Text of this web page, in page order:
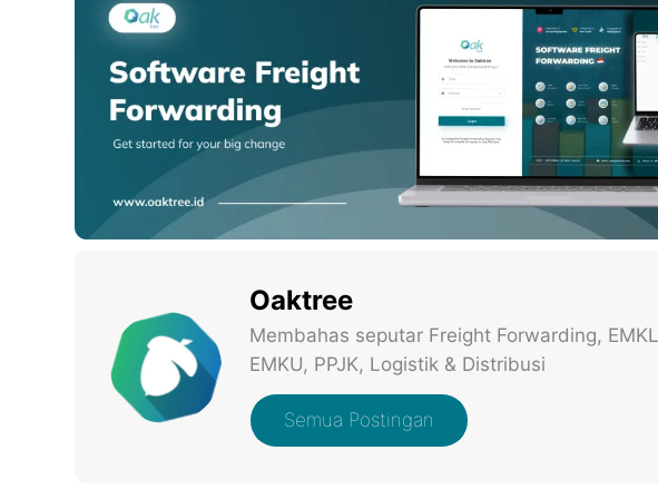
Oaktree
Membahas seputar Freight Forwarding,
EMKU, PPJK, Logistik & Distribusi
Semua Postingan